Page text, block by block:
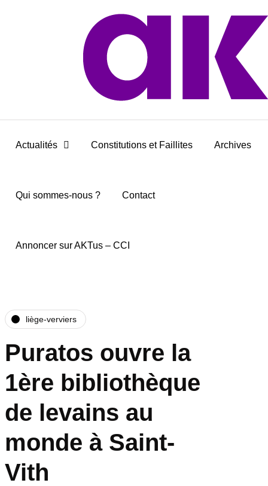
Actualités Constitutions et Faillites Archives
Qui sommes-nous ? Contact
Annoncer sur AKTus – CCI
liège-verviers
Puratos ouvre la
1ère bibliothèque
de levains au
monde à Saint-
Vith